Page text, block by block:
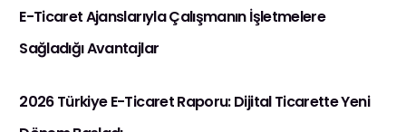
E-Ticaret Ajanslarıyla Çalışmanın İşletmelere
Sağladığı Avantajlar
2026 Türkiye E-Ticaret Raporu: Dijital Ticarette Yeni